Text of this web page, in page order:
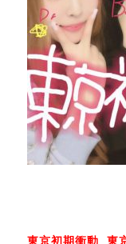
東京初期衝動 東